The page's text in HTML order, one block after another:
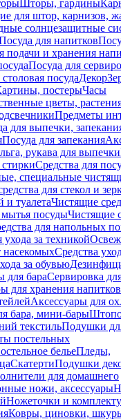
Шторы, гардины
для штор, карнизов,
солнцезащитные
для напитков
подачи и хранения
Посуда для
посудаДекор
постерыЧасы
цветы,
Предметы
для выпечки,
Посуда для запекания
рукава для выпечки
Средства для
специальные
для стекол и
и туалетаЧистящие
мытья посудыЧистящие
для напольных
ухода за техникой
насекомыхСредства
за обувью
для бараСервировка
для хранения напитков
Аксессуары для
бара, мини-бары
текстильПодушки
постельных
бельеПледы,
СкатертиПодушки
для домашнего
ножи, аксессуары
Ножеточки и
Ковры, циновки,